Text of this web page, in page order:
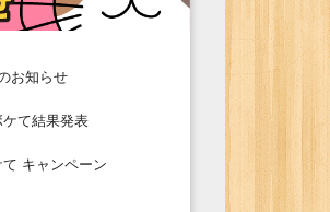
お知らせ
て結果発表
キャンペーン